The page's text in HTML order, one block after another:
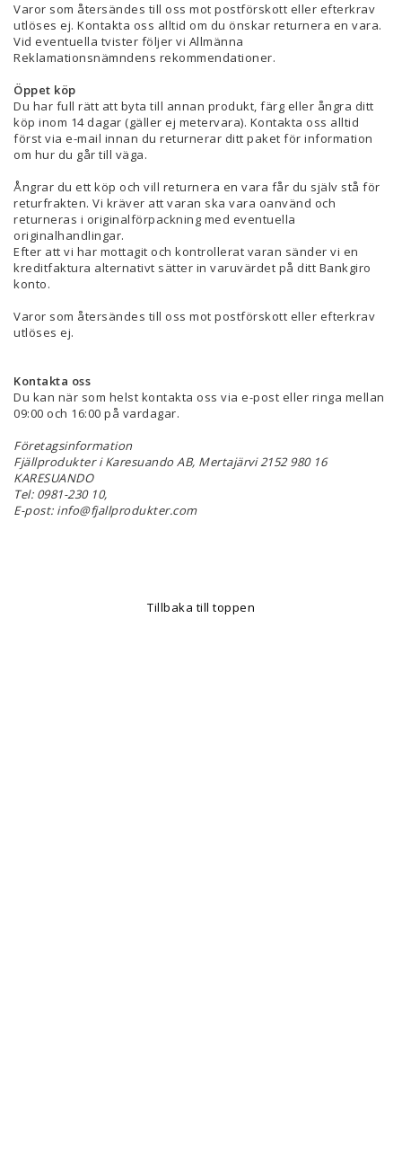
Varor som återsändes till oss mot postförskott eller efterkrav
utlöses ej. Kontakta oss alltid om du önskar returnera en vara.
Vid eventuella tvister följer vi Allmänna
Reklamationsnämndens rekommendationer.
Öppet köp
Du har full rätt att byta till annan produkt, färg eller ångra ditt
köp inom 14 dagar (gäller ej metervara). Kontakta oss alltid
först via e-mail innan du returnerar ditt paket för information
om hur du går till väga.
Ångrar du ett köp och vill returnera en vara får du själv stå för
returfrakten. Vi kräver att varan ska vara oanvänd och
returneras i originalförpackning med eventuella
originalhandlingar.
Efter att vi har mottagit och kontrollerat varan sänder vi en
kreditfaktura alternativt sätter in varuvärdet på ditt Bankgiro
konto.
Varor som återsändes till oss mot postförskott eller efterkrav
utlöses ej.
Kontakta oss
Du kan när som helst kontakta oss via e-post eller ringa mellan
09:00 och 16:00 på vardagar.
Företagsinformation
Fjällprodukter i Karesuando AB, Mertajärvi 2152 980 16
KARESUANDO
Tel: 0981-230 10,
E-post: info@fjallprodukter.com
Tillbaka till toppen